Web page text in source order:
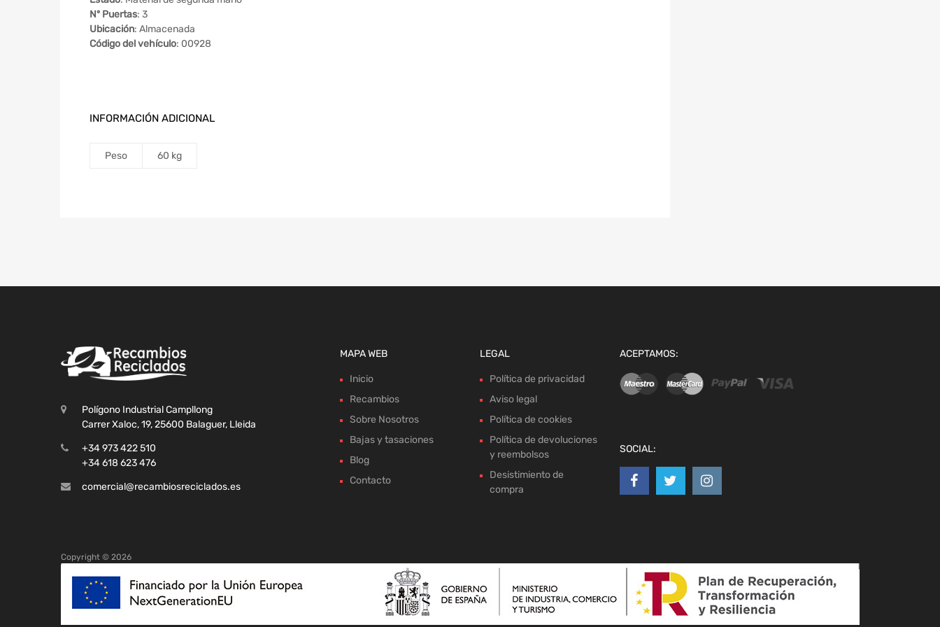
Nº Puertas: 3
Ubicación: Almacenada
Código del vehículo: 00928
INFORMACIÓN ADICIONAL
Peso 60 kg
Polígono Industrial Campllong
Carrer Xaloc, 19, 25600 Balaguer, Lleida
+34 973 422 510
+34 618 623 476
comercial@recambiosreciclados.es
MAPA WEB
Inicio
Recambios
Sobre Nosotros
Bajas y tasaciones
Blog
Contacto
LEGAL
Política de privacidad
Aviso legal
Política de cookies
Política de devoluciones
y reembolsos
Desistimiento de
compra
ACEPTAMOS:
SOCIAL:
Copyright © 2026